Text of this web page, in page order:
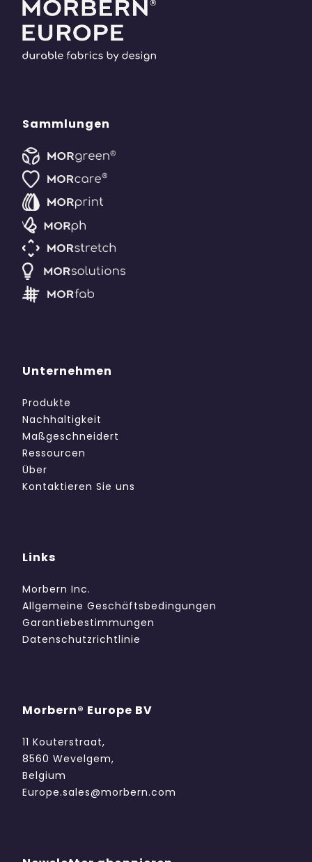
Sammlungen
Unternehmen
Produkte
Nachhaltigkeit
Maßgeschneidert
Ressourcen
Über
Kontaktieren Sie uns
Links
Morbern Inc.
Allgemeine Geschäftsbedingungen
Garantiebestimmungen
Datenschutzrichtlinie
Morbern® Europe BV
11 Kouterstraat,
8560 Wevelgem,
Belgium
Europe.sales@morbern.com